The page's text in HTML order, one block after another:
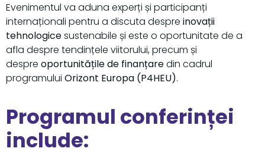
Evenimentul va aduna experți și participanți
internaționali pentru a discuta despre inovații
tehnologicesustenabile și este o oportunitate de a
afla despre tendințele viitorului, precum și
despre oportunitățile de finanțaredin cadrul
programului Orizont Europa (P4HEU).
Programul conferinței
include: